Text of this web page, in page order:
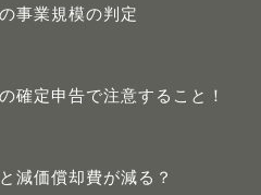
事業規模の判定
確定申告で注意すること！
減価償却費が減る？